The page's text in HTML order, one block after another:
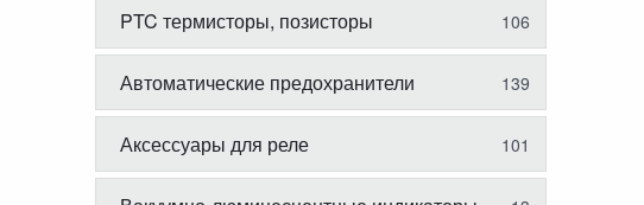
PTC термисторы, позисторы 106
Автоматические предохранители 139
Аксессуары для реле 101